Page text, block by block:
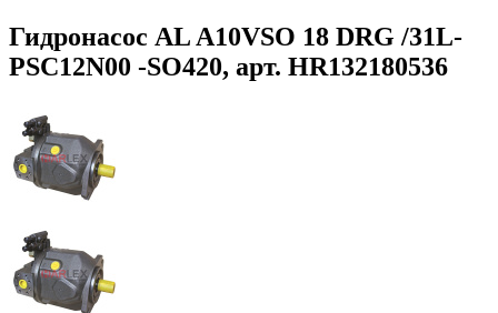
Гидронасос AL A10VSO 18 DRG /31L-
PSC12N00 -SO420, арт. HR132180536